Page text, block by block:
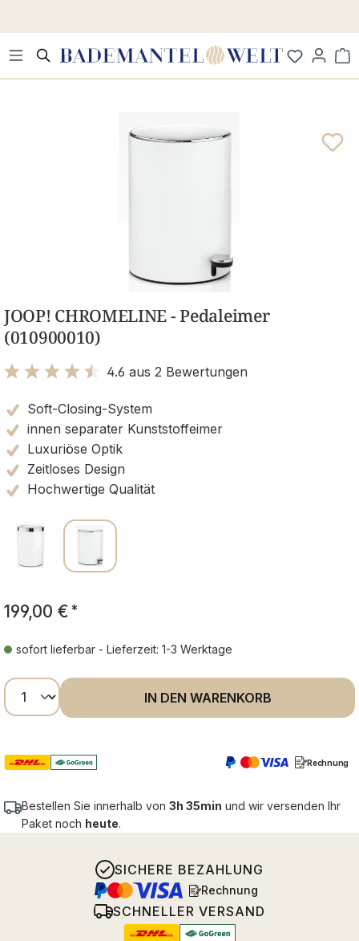
JOOP! CHROMELINE - Pedaleimer
(010900010)
4.6 aus 2 Bewertungen
Soft-Closing-System
innen separater Kunststoffeimer
Luxuriöse Optik
Zeitloses Design
Hochwertige Qualität
199,00 € *
sofort lieferbar - Lieferzeit: 1-3 Werktage
Produkt Anzahl: Gib den gewünschten
IN DEN WARENKORB
Rechnung
Bestellen Sie innerhalb von 3h 35min und wir versenden Ihr
Paket noch heute.
SICHERE BEZAHLUNG
Rechnung
SCHNELLER VERSAND